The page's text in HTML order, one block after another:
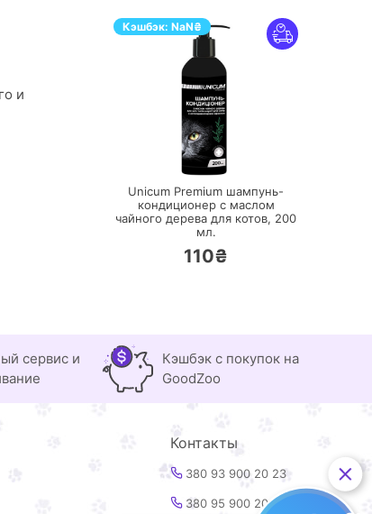
и
Кэшбэк: NaN₴
ПЕРЕЙТИ
Unicum Premium шампунь-
кондиционер с маслом
чайного дерева для котов, 200
мл.
110₴
сервис и
Кэшбэк с покупок на
GoodZoo
Контакты
380 93 900 20 23
380 95 900 20 23